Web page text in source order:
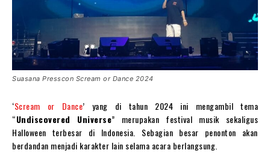
Suasana Presscon Scream or Dance 2024
‘Scream or Dance’ yang di tahun 2024 ini mengambil tema
“Undiscovered Universe” merupakan festival musik sekaligus
Halloween terbesar di Indonesia. Sebagian besar penonton akan
berdandan menjadi karakter lain selama acara berlangsung.